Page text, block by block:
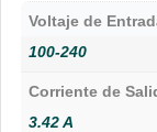
Voltaje de
100-240
Corriente de
3.42 A